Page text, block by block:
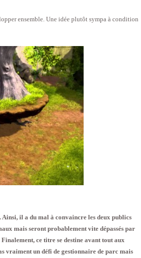
ensemble. Une idée plutôt sympa à condition
il a du mal à convaincre les deux publics
mais seront probablement vite dépassés par
ce titre se destine avant tout aux
vraiment un défi de gestionnaire de parc mais